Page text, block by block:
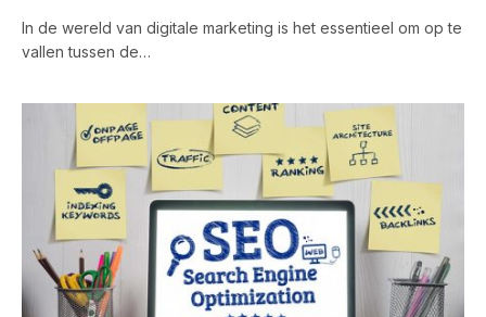
In de wereld van digitale marketing is het essentieel om op te
vallen tussen de…